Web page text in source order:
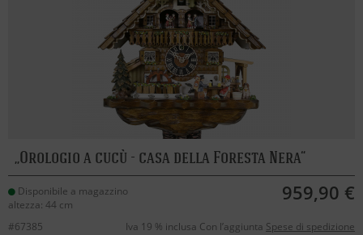
Orologio a cucù - casa della Foresta Nera
Disponibile a magazzino
altezza: 44 cm
959,90 €
#67385 Iva 19 % inclusa Con l’aggiunta Spese di spedizione